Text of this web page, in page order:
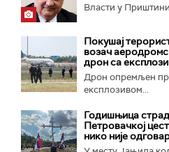
Власти у
Покушај
возач
дрон са
Дрон опремљен
експлозивом...
Годишњица
Петровачкој
нико није